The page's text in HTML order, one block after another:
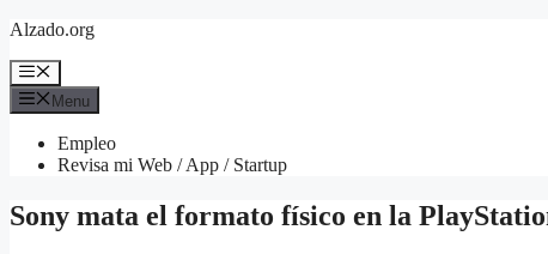
Skip
content
Alzado.org
Menu
Menu
Empleo
Revisa mi Web / App / Startup
Sony mata el formato físico en la